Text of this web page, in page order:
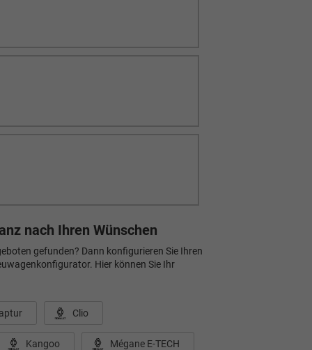
nach Ihren Wünschen
gefunden? Dann konfigurieren Sie Ihren
Hier können Sie Ihr
Clio
Kangoo Mégane E-TECH